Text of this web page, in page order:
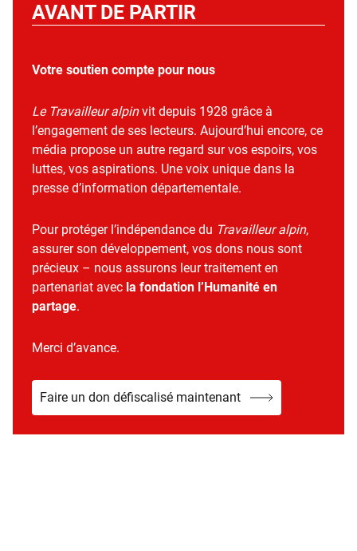
AVANT DE PARTIR
Votre soutien compte pour nous
Le Travailleur alpinvit depuis 1928 grâce à
l’engagement de ses lecteurs. Aujourd’hui encore, ce
média propose un autre regard sur vos espoirs, vos
luttes, vos aspirations. Une voix unique dans la
presse d’information départementale.
Pour protéger l’indépendance du Travailleur alpin,
assurer son développement, vos dons nous sont
précieux – nous assurons leur traitement en
partenariat avec la fondation l’Humanité en
partage.
Merci d’avance.
Faire un don défiscalisé maintenant